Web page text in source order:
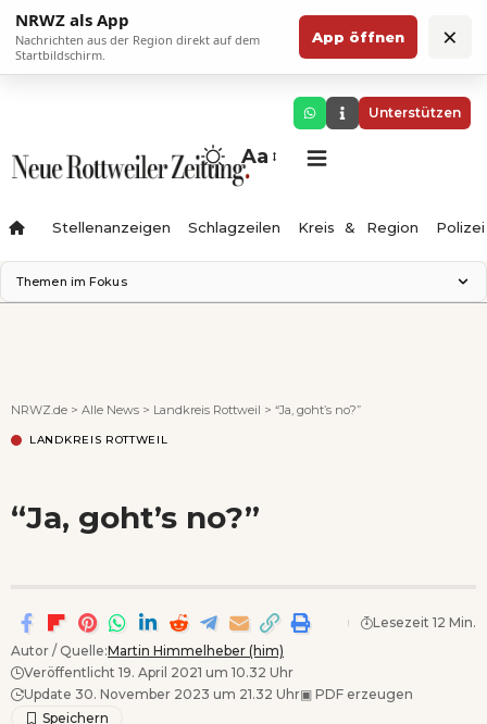
NRWZ als App
Nachrichten aus der Region direkt auf dem
Startbildschirm.
App öffnen ×
Unterstützen
Aa
Stellenanzeigen Schlagzeilen Kreis & Region Polizei
Themen im Fokus
Testturm
Neckarline
NRWZ.de > Alle News > Landkreis Rottweil > “Ja, goht’s no?”
LANDKREIS ROTTWEIL
“Ja, goht’s no?”
Autor / Quelle:Martin Himmelheber (him)
Veröffentlicht 19. April 2021 um 10.32 Uhr
Update 30. November 2023 um 21.32 Uhr▣ PDF erzeugen
Lesezeit 12 Min.